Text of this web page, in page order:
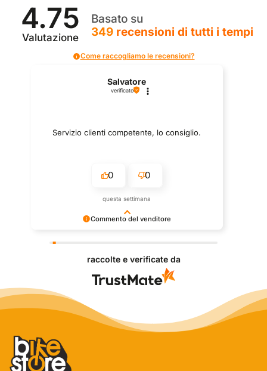
4.75
Valutazione
Basato su
349recensioni di tutti i tempi
Come raccogliamo le recensioni?
Commento del venditore
servizio giusto a clienti così fantastici. Grazie
Salvatore
verificato
Servizio clienti competente, lo consiglio.
0 0
questa settimana
raccolte e verificate da